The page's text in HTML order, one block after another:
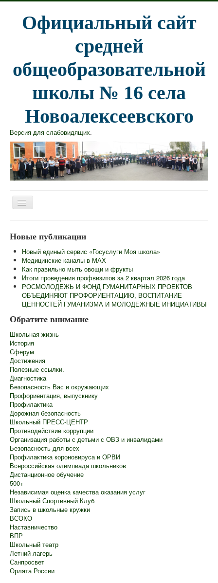
Официальный сайт
средней
общеобразовательной
школы № 16 села
Новоалексеевского
Версия для слабовидящих.
Сведения об образовательной организации
Информационная безопасность
Новости
Контакты
Центр "Точка Роста"
Педагогам
Ученикам
Родителям
ГИА
Роспотребнадзор информирует
Школьный лагерь
Новые публикации
Новый единый сервис «Госуслуги Моя школа»
Медицинские каналы в МАХ
Как правильно мыть овощи и фрукты
Итоги проведения профвизитов за 2 квартал 2026 года
РОСМОЛОДЕЖЬ И ФОНД ГУМАНИТАРНЫХ ПРОЕКТОВ
ОБЪЕДИНЯЮТ ПРОФОРИЕНТАЦИЮ, ВОСПИТАНИЕ
ЦЕННОСТЕЙ ГУМАНИЗМА И МОЛОДЕЖНЫЕ ИНИЦИАТИВЫ
Обратите внимание
Школьная жизнь
История
Сферум
Достижения
Полезные ссылки.
Диагностика
Безопасность Вас и окружающих
Профориентация, выпускнику
Профилактика
Дорожная безопасность
Школьный ПРЕСС-ЦЕНТР
Противодействие коррупции
Организация работы с детьми с ОВЗ и инвалидами
Безопасность для всех
Профилактика короновируса и ОРВИ
Всероссийская олимпиада школьников
Дистанционное обучение
500+
Независимая оценка качества оказания услуг
Школьный Спортивный Клуб
Запись в школьные кружки
ВСОКО
Наставничество
ВПР
Школьный театр
Летний лагерь
Санпросвет
Орлята России